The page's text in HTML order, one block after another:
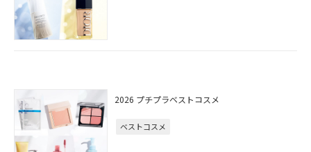
2026 プチプラベストコスメ
ベストコスメ